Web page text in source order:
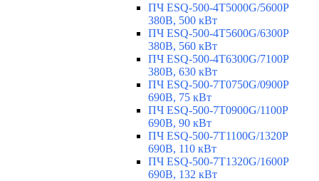
ПЧ ESQ-500-4T5000G/5600P
380В, 500 кВт
ПЧ ESQ-500-4T5600G/6300P
380В, 560 кВт
ПЧ ESQ-500-4T6300G/7100P
380В, 630 кВт
ПЧ ESQ-500-7T0750G/0900P
690В, 75 кВт
ПЧ ESQ-500-7T0900G/1100P
690В, 90 кВт
ПЧ ESQ-500-7T1100G/1320P
690В, 110 кВт
ПЧ ESQ-500-7T1320G/1600P
690В, 132 кВт